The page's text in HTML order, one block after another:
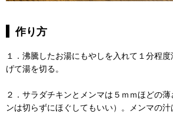
作り方
１．沸騰したお湯にもやしを入れて１分程
げて湯を切る。
２．サラダチキンとメンマは５ｍｍほどの
ンは切らずにほぐしてもいい）。メンマの